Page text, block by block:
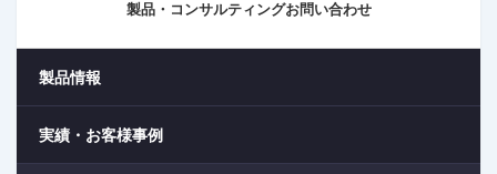
製品・コンサルティングお問い合わせ
製品情報
実績・お客様事例